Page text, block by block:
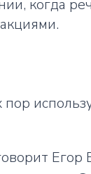
когда
Егор